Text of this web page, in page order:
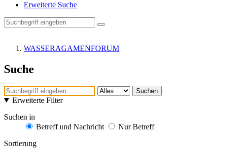
Erweiterte Suche
WASSERAGAMENFORUM
Suche
Suchen
Erweiterte Filter
Suchen in
Betreff und Nachricht
Nur Betreff
Sortierung